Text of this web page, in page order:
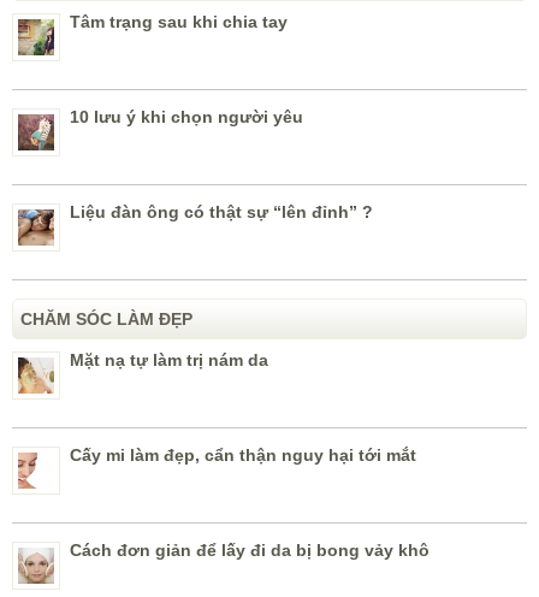
Tâm trạng sau khi chia tay
10 lưu ý khi chọn người yêu
Liệu đàn ông có thật sự “lên đỉnh” ?
CHĂM SÓC LÀM ĐẸP
Mặt nạ tự làm trị nám da
Cấy mi làm đẹp, cẩn thận nguy hại tới mắt
Cách đơn giản để lấy đi da bị bong vảy khô